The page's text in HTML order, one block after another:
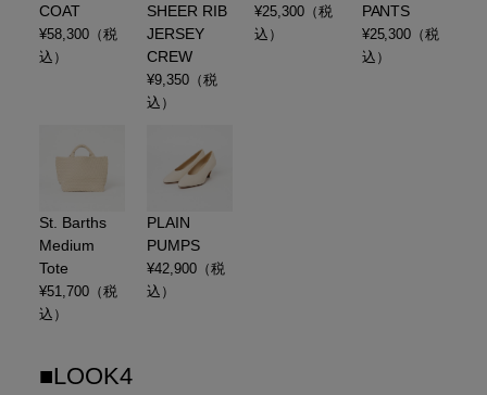
COAT
¥58,300（税
込）
SHEER RIB
JERSEY
CREW
¥9,350（税
込）
¥25,300（税
込）
PANTS
¥25,300 （税
込）
St. Barths
Medium
Tote
¥51,700（税
込）
PLAIN
PUMPS
¥42,900（税
込）
■LOOK4